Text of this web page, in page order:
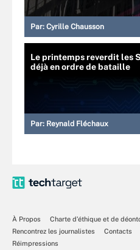
Par: Cyrille Chausson
Le printemps reverdit les
déjà en ordre de bataille
Par: Reynald Fléchaux
À Propos
Charte d’éthique et de
Rencontrez les journalistes
Contacts
Réimpressions